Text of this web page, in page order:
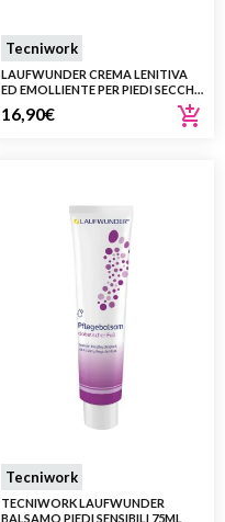
Tecniwork
LAUFWUNDER CREMA LENITIVA
ED EMOLLIENTE PER PIEDI SECCHI
E DISIDRATATI SCHRUNDENA 75
ML
16,90€
Tecniwork
TECNIWORK LAUFWUNDER
BALSAMO PIEDI SENSIBILI 75ML